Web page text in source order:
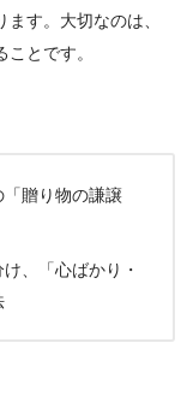
す。大切なのは、
とです。
贈り物の謙譲
、「心ばかり・